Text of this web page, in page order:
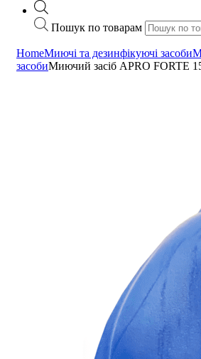
Пошук по товарам
HomeМиючі та дезинфікуючі засоби
засобиМиючий засіб APRO FORTE